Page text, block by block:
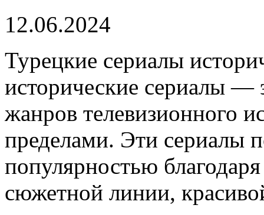
12.06.2024
Турeцкиe сeриaлы
исторические сериалы —
жанров телевизионного
пределами. Эти сериалы
популярностью
сюжетной линии,